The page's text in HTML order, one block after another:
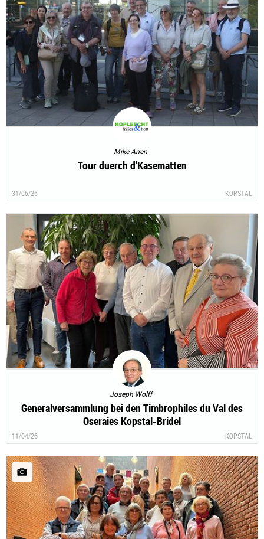
Mike Anen
Tour duerch d’Kasematten
31/05/26 KOPSTAL
Joseph Wolff
Generalversammlung bei den Timbrophiles du Val des
Oseraies Kopstal-Bridel
11/04/26 KOPSTAL